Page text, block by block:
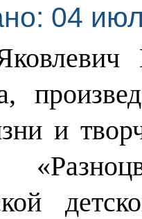
04
и